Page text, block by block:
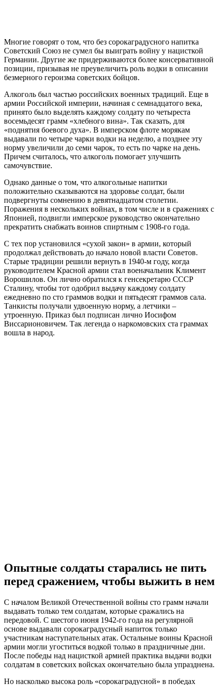
Многие говорят о том, что без сорокаградусного напитка
Советский Союз не сумел бы выиграть войну у нацисткой
Германии. Другие же придерживаются более консервативной
позиции, призывая не преувеличить роль водки в описании
безмерного героизма советских бойцов.
Алкоголь был частью российских военных традиций. Еще в
армии Российской империи, начиная с семнадцатого века,
принято было выделять каждому солдату по четыреста
восемьдесят грамм «хлебного вина». Так сказать, для
«поднятия боевого духа». В имперском флоте морякам
выдавали по четыре чарки водки на неделю, а позднее эту
норму увеличили до семи чарок, то есть по чарке на день.
Причем считалось, что алкоголь помогает улучшить
самочувствие.
Однако данные о том, что алкогольные напитки
положительно сказываются на здоровье солдат, были
подвергнуты сомнению в девятнадцатом столетии.
Поражения в нескольких войнах, в том числе и в сражениях с
Японией, подвигли имперское руководство окончательно
прекратить снабжать воинов спиртным с 1908-го года.
С тех пор установился «сухой закон» в армии, который
продолжал действовать до начало новой власти Советов.
Старые традиции решили вернуть в 1940-м году, когда
руководителем Красной армии стал военачальник Климент
Ворошилов. Он лично обратился к генсекретарю СССР
Сталину, чтобы тот одобрил выдачу каждому солдату
ежедневно по сто граммов водки и пятьдесят граммов сала.
Танкисты получали удвоенную норму, а летчики –
утроенную. Приказ был подписан лично Иосифом
Виссарионовичем. Так легенда о наркомовских ста граммах
вошла в народ.
Опытные солдаты старались не пить
перед сражением, чтобы выжить в нем
С началом Великой Отечественной войны сто грамм начали
выдавать только тем солдатам, которые сражались на
передовой. С шестого июня 1942-го года на регулярной
основе выдавали сорокаградусный напиток только
участникам наступательных атак. Остальные воины Красной
армии могли угоститься водкой только в праздничные дни.
После победы над нацисткой армией практика выдачи водки
солдатам в советских войсках окончательно была упразднена.
Но насколько высока роль «сорокаградусной» в победах